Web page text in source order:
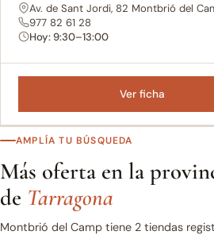
Av. de Sant Jordi, 82 Montbrió del
977 82 61 28
Hoy: 9:30–13:00
Ver ficha
AMPLÍA TU BÚSQUEDA
Más oferta en la
de Tarragona
Montbrió del Camp tiene 2 tiendas